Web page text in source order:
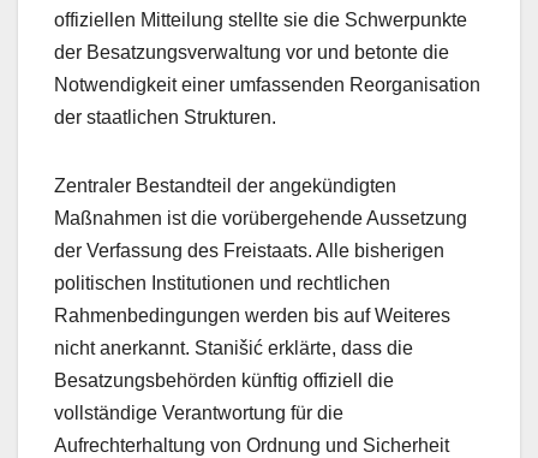
offiziellen Mitteilung stellte sie die Schwerpunkte
der Besatzungsverwaltung vor und betonte die
Notwendigkeit einer umfassenden Reorganisation
der staatlichen Strukturen.
Zentraler Bestandteil der angekündigten
Maßnahmen ist die vorübergehende Aussetzung
der Verfassung des Freistaats. Alle bisherigen
politischen Institutionen und rechtlichen
Rahmenbedingungen werden bis auf Weiteres
nicht anerkannt. Stanišić erklärte, dass die
Besatzungsbehörden künftig offiziell die
vollständige Verantwortung für die
Aufrechterhaltung von Ordnung und Sicherheit